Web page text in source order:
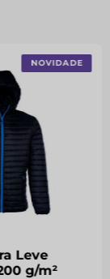
NOVIDADE
Leve
g/m²